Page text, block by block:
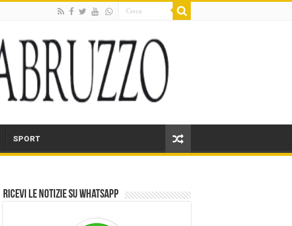
SPORT
Ricevi le notizie su Whatsapp